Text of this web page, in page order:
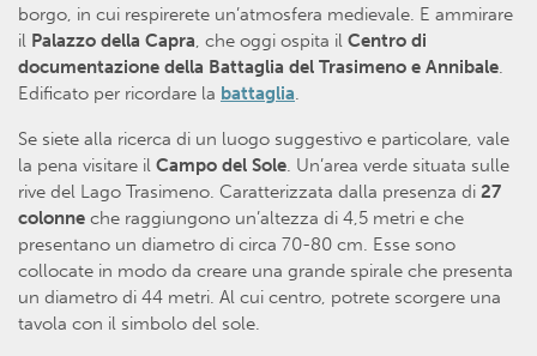
borgo, in cui respirerete un’atmosfera medievale. E ammirare
il Palazzo della Capra, che oggi ospita il Centro di
documentazione della Battaglia del Trasimeno e Annibale.
Edificato per ricordare la battaglia.
Se siete alla ricerca di un luogo suggestivo e particolare, vale
la pena visitare il Campo del Sole. Un’area verde situata sulle
rive del Lago Trasimeno. Caratterizzata dalla presenza di 27
colonne che raggiungono un’altezza di 4,5 metri e che
presentano un diametro di circa 70-80 cm. Esse sono
collocate in modo da creare una grande spirale che presenta
un diametro di 44 metri. Al cui centro, potrete scorgere una
tavola con il simbolo del sole.